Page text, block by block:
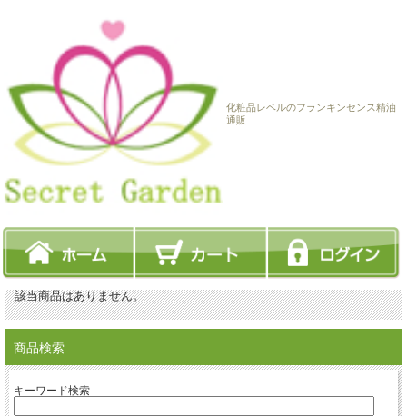
化粧品レベルのフランキンセンス精油
通販
該当商品はありません。
商品検索
キーワード検索